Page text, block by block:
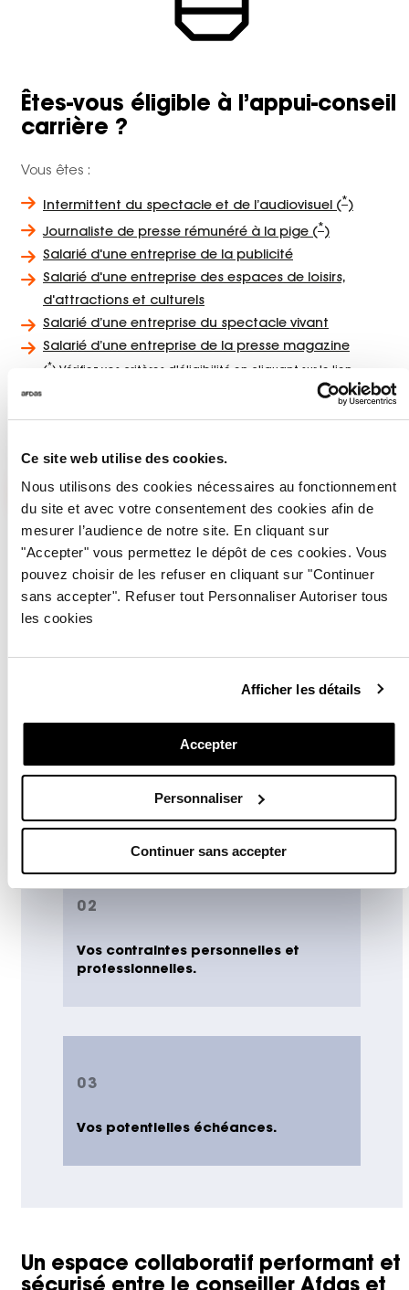
Ce site web utilise des cookies.
Nous utilisons des cookies nécessaires au fonctionnement
du site et avec votre consentement des cookies afin de
mesurer l’audience de notre site. En cliquant sur
"Accepter" vous permettez le dépôt de ces cookies. Vous
pouvez choisir de les refuser en cliquant sur "Continuer
sans accepter". Refuser tout Personnaliser Autoriser tous
les cookies
Afficher les détails
Accepter
Personnaliser
Continuer sans accepter
Êtes-vous éligible à l’appui-conseil
carrière ?
Vous êtes :
Intermittent du spectacle et de l’audiovisuel (*)
Journaliste de presse rémunéré à la pige (*)
Salarié d'une entreprise de la publicité
Salarié d'une entreprise des espaces de loisirs,
d'attractions et culturels
Salarié d’une entreprise du spectacle vivant
Salarié d’une entreprise de la presse magazine
(*) Vérifiez vos critères d'éligibilité en cliquant sur le lien
de demander un accompagnement.
Bénéficiez d’un accompagnement appui-conseil carrière.
DEMANDER UN ACCOMPAGNEMENT
L’Afdas vous propose un suivi
qui prend en compte :
Les besoins et la maturité de vos
02
Vos contraintes personnelles et
professionnelles.
03
Vos potentielles échéances.
Un espace collaboratif performant et